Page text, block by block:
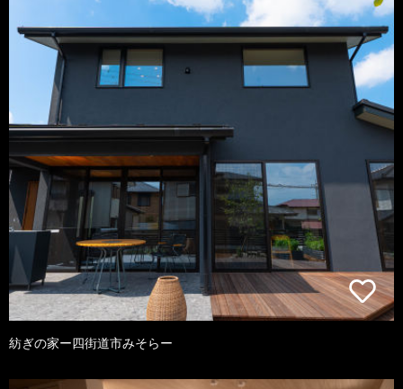
紡ぎの家ー四街道市みそらー